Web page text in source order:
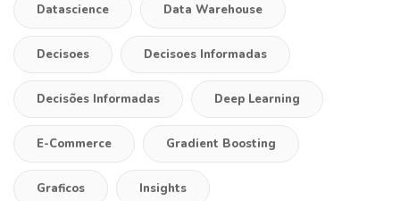
Datascience Data Warehouse
Decisoes Decisoes Informadas
Decisões Informadas Deep Learning
E-Commerce Gradient Boosting
Graficos Insights